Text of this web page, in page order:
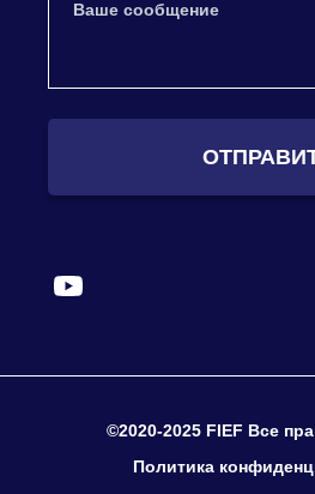
©2020-2025 FIEF Все
Политика